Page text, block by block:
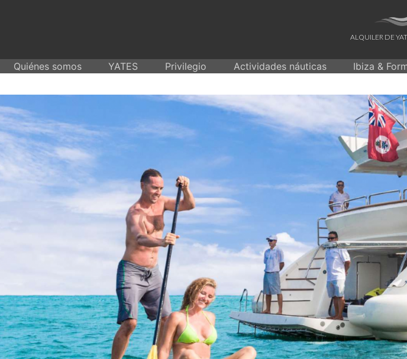
ALQUILER DE
Quiénes somos YATES Privilegio Actividades náuticas Ibiza &